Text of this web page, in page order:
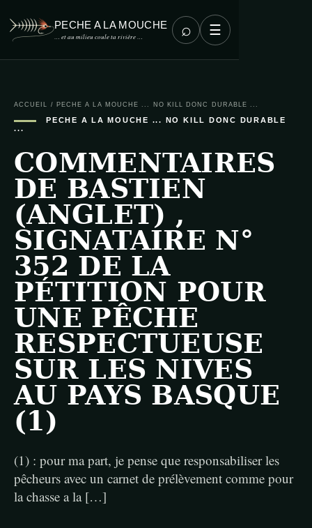
PECHE A LA MOUCHE
… et au milieu coule ta rivière … ⌕ ☰
ACCUEIL / PECHE A LA MOUCHE ... NO KILL DONC DURABLE ...
PECHE A LA MOUCHE ... NO KILL DONC DURABLE
...
COMMENTAIRES
DE BASTIEN
(ANGLET) ,
SIGNATAIRE N°
352 DE LA
PÉTITION POUR
UNE PÊCHE
RESPECTUEUSE
SUR LES NIVES
AU PAYS BASQUE
(1)
(1) : pour ma part, je pense que responsabiliser les
pêcheurs avec un carnet de prélèvement comme pour
la chasse a la […]